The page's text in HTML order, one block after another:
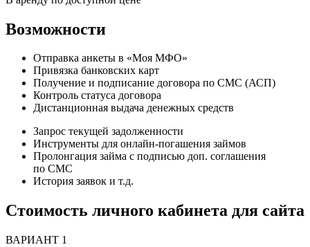
Возможности
Отправка анкеты в «Моя МФО»
Привязка банковских карт
Получение и подписание договора по СМС (АСП)
Контроль статуса договора
Дистанционная выдача денежных средств
Запрос текущей задолженности
Инструменты для онлайн-погашения займов
Пролонгация займа с подписью доп. соглашения
по СМС
История заявок и т.д.
Стоимость личного кабинета для сайта
ВАРИАНТ 1